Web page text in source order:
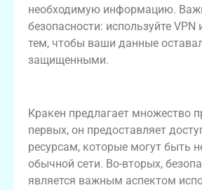
необходимую информацию.
безопасности: используйте VPN
тем, чтобы ваши данные
защищенными.
Кракен предлагает множество
первых, он предоставляет
ресурсам, которые могут быть
обычной сети. Во-вторых,
является важным аспектом